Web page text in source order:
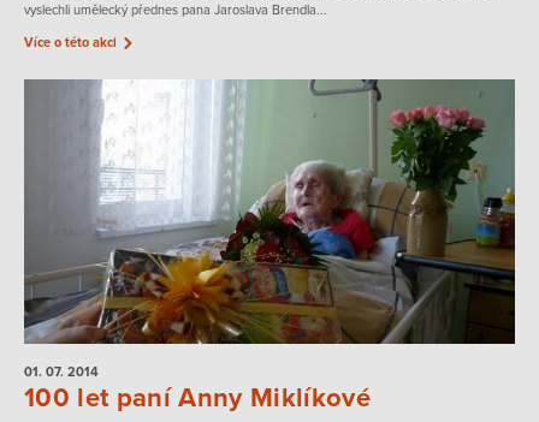
vyslechli umělecký přednes pana Jaroslava Brendla...
Více o této akci
01. 07. 2014
100 let paní Anny Miklíkové